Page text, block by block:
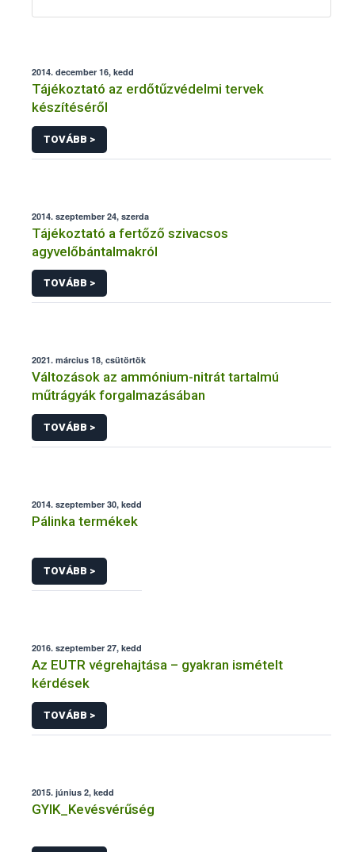
2014. december 16, kedd
Tájékoztató az erdőtűzvédelmi tervek
készítéséről
TOVÁBB >
2014. szeptember 24, szerda
Tájékoztató a fertőző szivacsos
agyvelőbántalmakról
TOVÁBB >
2021. március 18, csütörtök
Változások az ammónium-nitrát tartalmú
műtrágyák forgalmazásában
TOVÁBB >
2014. szeptember 30, kedd
Pálinka termékek
TOVÁBB >
2016. szeptember 27, kedd
Az EUTR végrehajtása – gyakran ismételt
kérdések
TOVÁBB >
2015. június 2, kedd
GYIK_Kevésvérűség